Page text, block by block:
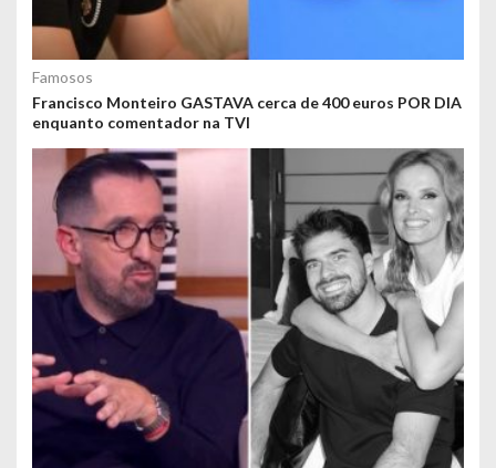
Famosos
Francisco Monteiro GASTAVA cerca de 400 euros POR DIA
enquanto comentador na TVI